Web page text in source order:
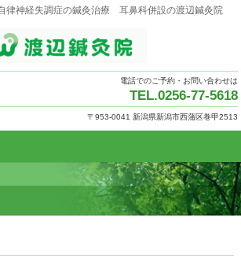
律神経失調症の鍼灸治療 耳鼻科併設の渡辺鍼灸院
電話でのご予約・お問い合わせは
TEL.0256-77-5618
〒953-0041 新潟県新潟市西蒲区巻甲2513